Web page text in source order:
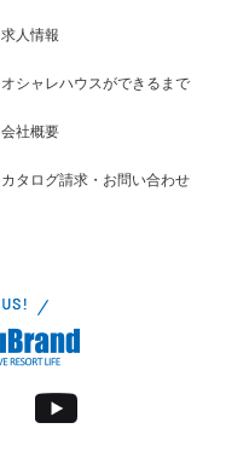
求人情報
オシャレハウスができるまで
会社概要
カタログ請求・お問い合わせ